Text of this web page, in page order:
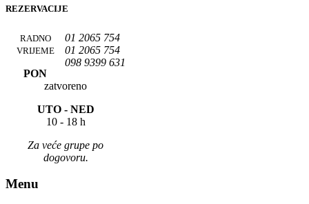
REZERVACIJE
01 2065 754
01 2065 754
098 9399 631
RADNO
VRIJEME
PON
zatvoreno
UTO - NED
10 - 18 h
Za veće grupe po
dogovoru.
Menu